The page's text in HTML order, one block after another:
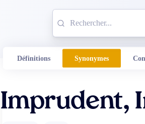
Définitions Synonymes
Imprudent,